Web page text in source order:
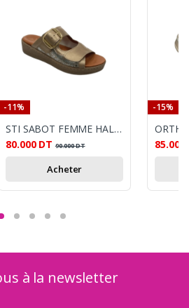
-11%
STI SABOT FEMME HALLUS VALGUS BEIGE
80.000 DT 90.000DT
Acheter
-15%
85.000
à la newsletter